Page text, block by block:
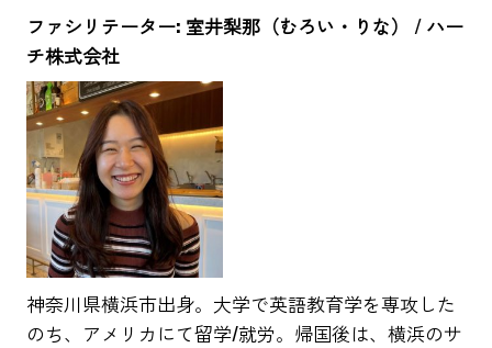
ファシリテーター: 室井梨那（むろい・りな） / ハー
チ株式会社
神奈川県横浜市出身。大学で英語教育学を専攻した
のち、アメリカにて留学/就労。帰国後は、横浜のサ